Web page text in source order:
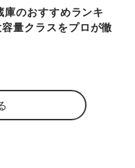
庫のおすすめランキ
量クラスをプロが徹